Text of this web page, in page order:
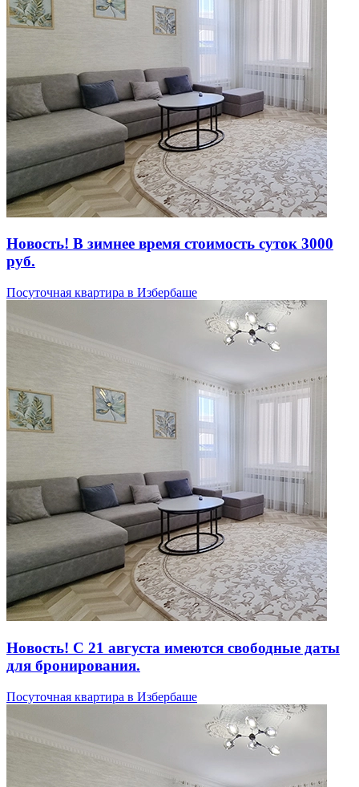
Новость! В зимнее время стоимость суток 3000
руб.
Посуточная квартира в Избербаше
Новость! С 21 августа имеются свободные даты
для бронирования.
Посуточная квартира в Избербаше